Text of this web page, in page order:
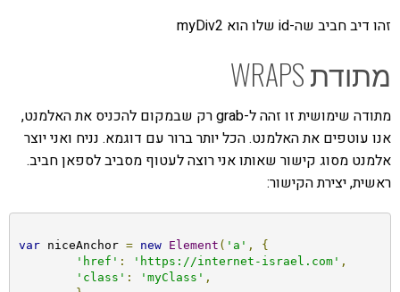
זהו דיב חביב שה-id שלו הוא myDiv2
מתודת WRAPS
מתודה שימושית זו זהה ל-grab רק שבמקום להכניס את האלמנט,
אנו עוטפים את האלמנט. הכל יותר ברור עם דוגמא. נניח ואני יוצר
אלמנט מסוג קישור שאותו אני רוצה לעטוף מסביב לספאן חביב.
ראשית, יצירת הקישור:
var niceAnchor = new Element ( 'a' ,
{
'href' : 'https://internet-israel.com' ,
'class' : 'myClass' ,